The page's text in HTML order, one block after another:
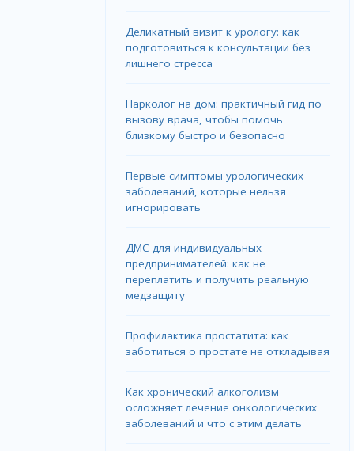
Деликатный визит к урологу: как
подготовиться к консультации без
лишнего стресса
Нарколог на дом: практичный гид по
вызову врача, чтобы помочь
близкому быстро и безопасно
Первые симптомы урологических
заболеваний, которые нельзя
игнорировать
ДМС для индивидуальных
предпринимателей: как не
переплатить и получить реальную
медзащиту
Профилактика простатита: как
заботиться о простате не откладывая
Как хронический алкоголизм
осложняет лечение онкологических
заболеваний и что с этим делать